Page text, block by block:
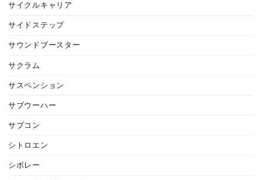
サイクルキャリア
サイドステップ
サウンドブースター
サクラム
サスペンション
サブウーハー
サブコン
シトロエン
シボレー